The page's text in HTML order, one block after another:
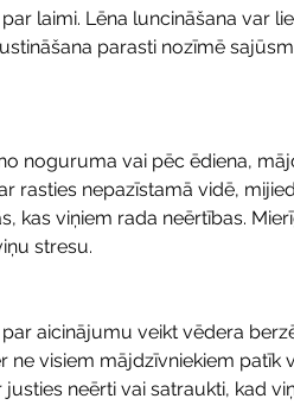
laimi. Lēna luncināšana var
parasti nozīmē
noguruma vai pēc ēdiena,
rasties nepazīstamā vidē,
kas viņiem rada neērtības.
stresu.
aicinājumu veikt vēdera
ne visiem mājdzīvniekiem patīk
neērti vai satraukti, kad